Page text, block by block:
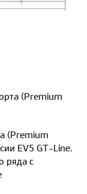
(Premium
(Premium
EV5 GT-Line.
ряда с